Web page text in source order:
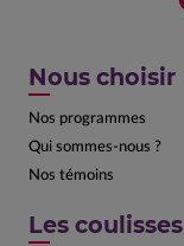
Nous choisir
Nos programmes
Qui sommes-nous ?
Nos témoins
Les coulisses